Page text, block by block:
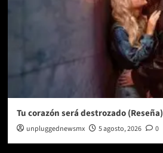
Tu corazón será destrozado (Reseña)
unpluggednewsmx 5 agosto, 2026 0